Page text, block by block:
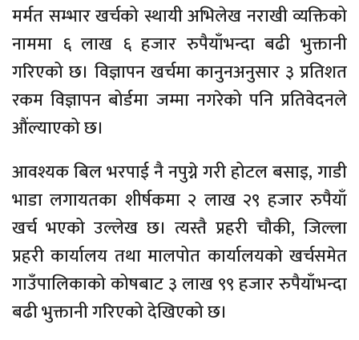
मर्मत सम्भार खर्चको स्थायी अभिलेख नराखी व्यक्तिको
नाममा ६ लाख ६ हजार रुपैयाँभन्दा बढी भुक्तानी
गरिएको छ। विज्ञापन खर्चमा कानुनअनुसार ३ प्रतिशत
रकम विज्ञापन बोर्डमा जम्मा नगरेको पनि प्रतिवेदनले
औंल्याएको छ।
आवश्यक बिल भरपाई नै नपुग्ने गरी होटल बसाइ, गाडी
भाडा लगायतका शीर्षकमा २ लाख २९ हजार रुपैयाँ
खर्च भएको उल्लेख छ। त्यस्तै प्रहरी चौकी, जिल्ला
प्रहरी कार्यालय तथा मालपोत कार्यालयको खर्चसमेत
गाउँपालिकाको कोषबाट ३ लाख ९९ हजार रुपैयाँभन्दा
बढी भुक्तानी गरिएको देखिएको छ।